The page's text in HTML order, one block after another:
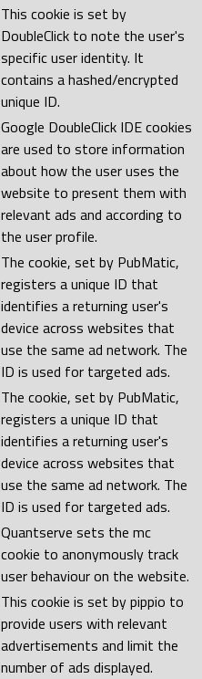
This cookie is set by
DoubleClick to note the user's
specific user identity. It
contains a hashed/encrypted
unique ID.
Google DoubleClick IDE cookies
are used to store information
about how the user uses the
website to present them with
relevant ads and according to
the user profile.
The cookie, set by PubMatic,
registers a unique ID that
identifies a returning user's
device across websites that
use the same ad network. The
ID is used for targeted ads.
The cookie, set by PubMatic,
registers a unique ID that
identifies a returning user's
device across websites that
use the same ad network. The
ID is used for targeted ads.
Quantserve sets the mc
cookie to anonymously track
user behaviour on the website.
This cookie is set by pippio to
provide users with relevant
advertisements and limit the
number of ads displayed.